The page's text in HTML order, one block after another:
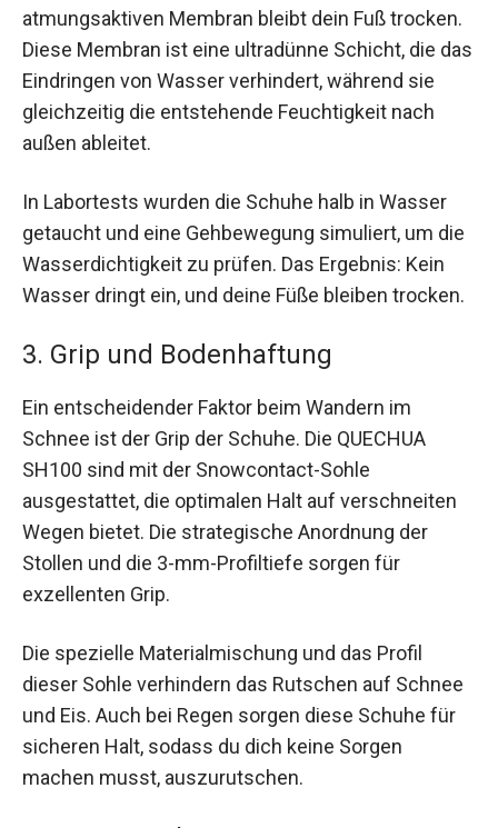
atmungsaktiven Membran bleibt dein Fuß trocken.
Diese Membran ist eine ultradünne Schicht, die das
Eindringen von Wasser verhindert, während sie
gleichzeitig die entstehende Feuchtigkeit nach
außen ableitet.
In Labortests wurden die Schuhe halb in Wasser
getaucht und eine Gehbewegung simuliert, um die
Wasserdichtigkeit zu prüfen. Das Ergebnis: Kein
Wasser dringt ein, und deine Füße bleiben trocken.
3. Grip und Bodenhaftung
Ein entscheidender Faktor beim Wandern im
Schnee ist der Grip der Schuhe. Die QUECHUA
SH100 sind mit der Snowcontact-Sohle
ausgestattet, die optimalen Halt auf verschneiten
Wegen bietet. Die strategische Anordnung der
Stollen und die 3-mm-Profiltiefe sorgen für
exzellenten Grip.
Die spezielle Materialmischung und das Profil
dieser Sohle verhindern das Rutschen auf Schnee
und Eis. Auch bei Regen sorgen diese Schuhe für
sicheren Halt, sodass du dich keine Sorgen
machen musst, auszurutschen.